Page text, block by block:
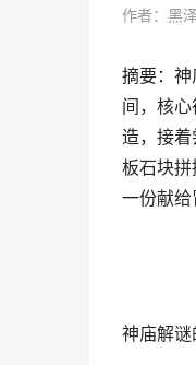
作者： 黑
摘要：
间，核
造，接
板石块拼
一份献
神庙解